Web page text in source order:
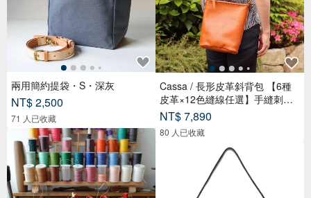
兩用簡約提袋・S・深灰
NT$ 2,500
71 人已收藏
Cassa / 長形皮革斜背包 【6種
皮革×12色縫線任選】手縫刺繡
免費客製化 / 日本製 / 斜背 / 支
援禮品包裝 【jb-81】
NT$ 7,890
80 人已收藏